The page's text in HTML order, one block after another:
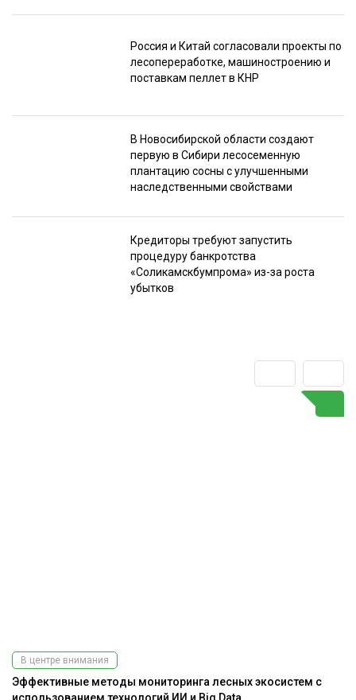
Россия и Китай согласовали проекты по
лесопереработке, машиностроению и
поставкам пеллет в КНР
В Новосибирской области создают
первую в Сибири лесосеменную
плантацию сосны с улучшенными
наследственными свойствами
Кредиторы требуют запустить
процедуру банкротства
«Соликамскбумпрома» из-за роста
убытков
В центре внимания
Эффективные методы мониторинга лесных экосистем с